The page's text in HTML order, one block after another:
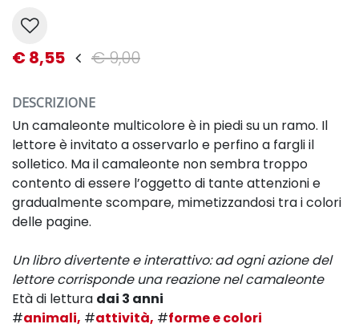
€ 8,55 € 9,00
DESCRIZIONE
Un camaleonte multicolore è in piedi su un ramo. Il
lettore è invitato a osservarlo e perfino a fargli il
solletico. Ma il camaleonte non sembra troppo
contento di essere l’oggetto di tante attenzioni e
gradualmente scompare, mimetizzandosi tra i colori
delle pagine.
Un libro divertente e interattivo: ad ogni azione del
lettore corrisponde una reazione nel camaleonte
Età di lettura dai 3 anni
#animali, #attività, #forme e colori